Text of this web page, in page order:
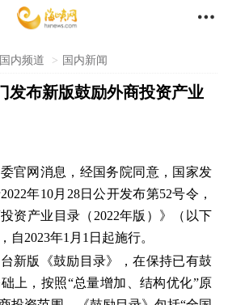

国内频道 > 国内新闻
发布新版鼓励外商投资产业
官网消息，经国务院同意，国家发
年10月28日公开发布第52号令，
资产业目录（2022年版）》（以下
自2023年1月1日起施行。
新版《鼓励目录》，在保持已有鼓
上，按照“总量增加、结构优化”原